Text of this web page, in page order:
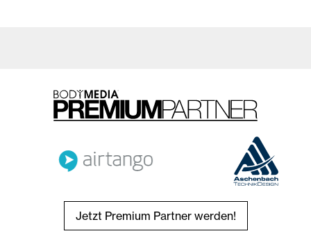
Jetzt Premium Partner werden!